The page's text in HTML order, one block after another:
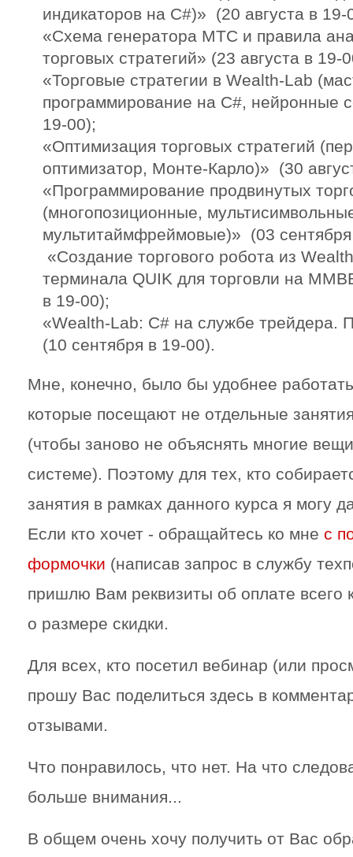
индикаторов на C#)» (20 августа в 19-
«Схема генератора МТС и правила
торговых стратегий» (23 августа в 19-
«Торговые стратегии в Wealth-Lab
программирование на C#, нейронные
19-00);
«Оптимизация торговых стратегий
оптимизатор, Монте-Карло)» (30
«Программирование продвинутых
(многопозиционные,
мультитаймфреймовые)» (03
«Создание торгового робота из
терминала QUIK для торговли на
в 19-00);
«Wealth-Lab: С# на службе трейдера.
(10 сентября в 19-00).
Мне, конечно, было бы удобнее
которые посещают не отдельные
(чтобы заново не объяснять многие
системе). Поэтому для тех, кто
занятия в рамках данного курса я могу
Если кто хочет - обращайтесь ко мне с
формочки (написав запрос в службу
пришлю Вам реквизиты об оплате всего
о размере скидки.
Для всех, кто посетил вебинар (или
прошу Вас поделиться здесь в
отзывами.
Что понравилось, что нет. На что
больше внимания...
В общем очень хочу получить от Вас